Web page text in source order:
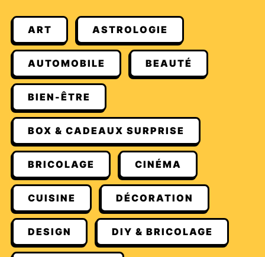
ART ASTROLOGIE
AUTOMOBILE BEAUTÉ
BIEN-ÊTRE
BOX & CADEAUX SURPRISE
BRICOLAGE CINÉMA
CUISINE DÉCORATION
DESIGN DIY & BRICOLAGE